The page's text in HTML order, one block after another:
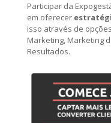
Participar da
em oferecer
isso através de
Marketing, Marketing
Resultados.